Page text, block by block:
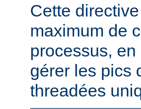
Cette
maximum de
processus,
gérer les pics
threadées